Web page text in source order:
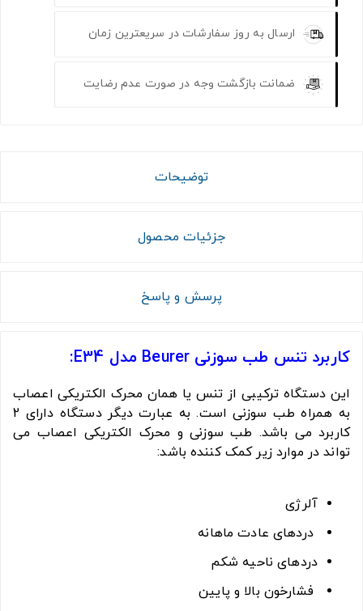
ارسال به روز سفارشات در سریعترین زمان
ضمانت بازگشت وجه در صورت عدم رضایت
توضیحات
جزئیات محصول
پرسش و پاسخ
کاربرد تنس طب سوزنی Beurer مدل E34:
این دستگاه ترکیبی از تنس یا همان محرک الکتریکی اعصاب
به همراه طب سوزنی است. به عبارت دیگر دستگاه دارای 2
کاربرد می باشد. طب سوزنی و محرک الکتریکی اعصاب می
تواند در موارد زیر کمک کننده باشد:
آلرژی
دردهای عادت ماهانه
دردهای ناحیه شکم
فشارخون بالا و پایین